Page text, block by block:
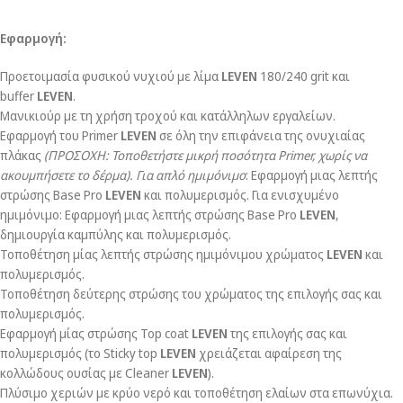
Εφαρμογή:
Προετοιμασία φυσικού νυχιού με λίμα LEVEN 180/240 grit και
buffer LEVEN.
Μανικιούρ με τη χρήση τροχού και κατάλληλων εργαλείων.
Εφαρμογή του Primer LEVEN σε όλη την επιφάνεια της ονυχιαίας
πλάκας (ΠΡΟΣΟΧΗ: Τοποθετήστε μικρή ποσότηταPrimer, χωρίς να
ακουμπήσετε το δέρμα). Για απλό ημιμόνιμο: Εφαρμογή μιας λεπτής
στρώσης Base Pro LEVEN και πολυμερισμός. Για ενισχυμένο
ημιμόνιμο: Εφαρμογή μιας λεπτής στρώσης Base Pro LEVEN,
δημιουργία καμπύλης και πολυμερισμός.
Τοποθέτηση μίας λεπτής στρώσης ημιμόνιμου χρώματος LEVEN και
πολυμερισμός.
Τοποθέτηση δεύτερης στρώσης του χρώματος της επιλογής σας και
πολυμερισμός.
Εφαρμογή μίας στρώσης Top coat LEVEN της επιλογής σας και
πολυμερισμός (το Sticky top LEVEN χρειάζεται αφαίρεση της
κολλώδους ουσίας με Cleaner LEVEN).
Πλύσιμο χεριών με κρύο νερό και τοποθέτηση ελαίων στα επωνύχια.